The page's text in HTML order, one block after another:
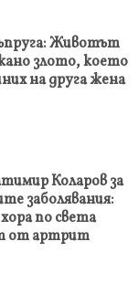
Животът
злото, което
на друга жена
Коларов за
заболявания:
по света
от артрит